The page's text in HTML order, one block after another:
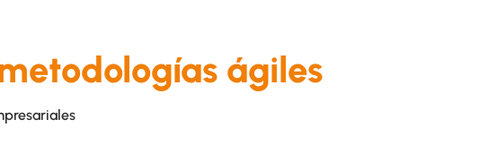
ágiles